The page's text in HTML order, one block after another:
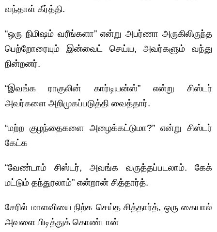
வந்தாள் கீர்த்தி.
“ஒரு நிமிஷம் வரீங்களா” என்று அபர்ணா அருகிலிருந்த
பெற்றோரையும் இன்வைட் செய்ய, அவர்களும் வந்து
நின்றனர்.
“இவங்க ராகுலின் கார்டியன்ஸ்” என்று சிஸ்டர்
அவர்களை அறிமுகப்படுத்தி வைத்தார்.
“மற்ற குழந்தைகளை அழைக்கட்டுமா?” என்று சிஸ்டர்
கேட்க
“வேண்டாம் சிஸ்டர், அவங்க வருத்தப்படலாம். கேக்
மட்டும் தந்துரலாம்” என்றான் சித்தார்த்.
சேரில் மாளவியை நிற்க செய்த சித்தார்த், ஒரு கையால்
அவளை பிடித்துக் கொண்டான்